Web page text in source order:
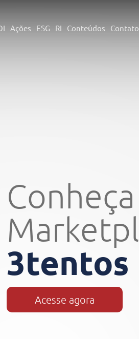
Ações ESG RI Conteúdos Contato